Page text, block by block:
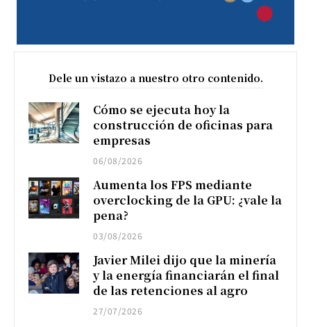
Dele un vistazo a nuestro otro contenido.
Cómo se ejecuta hoy la
construcción de oficinas para
empresas
06/08/2026
Aumenta los FPS mediante
overclocking de la GPU: ¿vale la
pena?
03/08/2026
Javier Milei dijo que la minería
y la energía financiarán el final
de las retenciones al agro
27/07/2026